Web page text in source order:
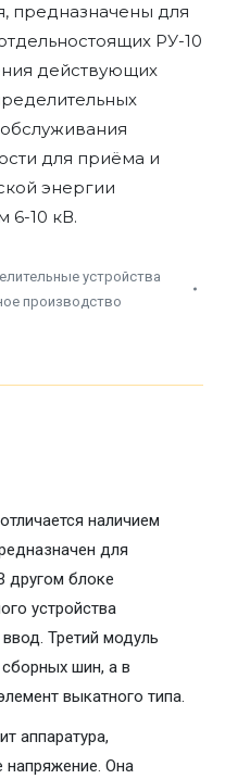
предназначены для
РУ-10
действующих
для приёма и
энергии
6-10 кВ.
устройства
производство
наличием
для
другом блоке
устройства
Третий модуль
шин, а в
выкатного типа.
аппаратура,
напряжение. Она